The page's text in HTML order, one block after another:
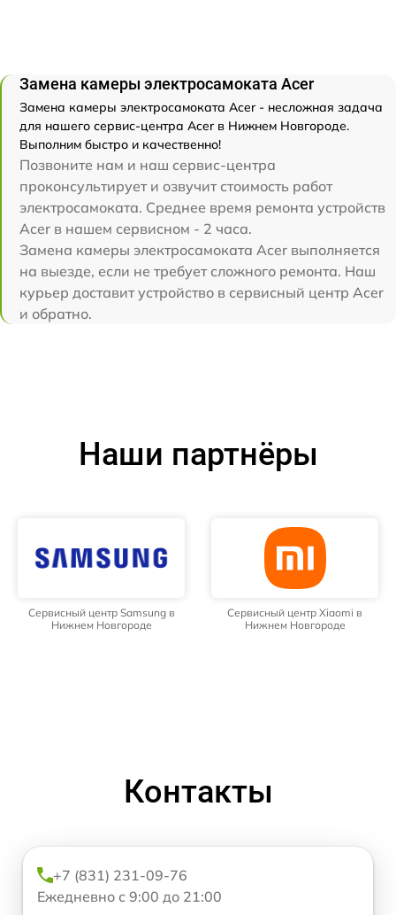
Замена камеры электросамоката Acer
Замена камеры электросамоката Acer - несложная задача
для нашего сервис-центра Acer в Нижнем Новгороде.
Выполним быстро и качественно!
Позвоните нам и наш сервис-центра
проконсультирует и озвучит стоимость работ
электросамоката. Среднее время ремонта устройств
Acer в нашем сервисном - 2 часа.
Замена камеры электросамоката Acer выполняется
на выезде, если не требует сложного ремонта. Наш
курьер доставит устройство в сервисный центр Acer
и обратно.
Наши партнёры
Сервисный центр Samsung в
Нижнем Новгороде
Сервисный центр Xiaomi в
Нижнем Новгороде
Контакты
+7 (831) 231-09-76
Ежедневно с 9:00 до 21:00